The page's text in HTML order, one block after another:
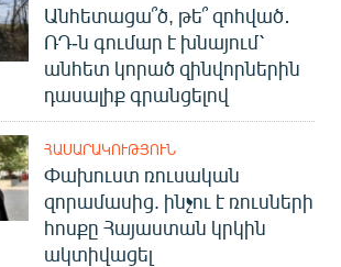
Անհետացա՞ծ, թե՞ զոհված․
ՌԴ-ն գումար է խնայում՝
անհետ կորած զինվորներին
դասալիք գրանցելով
ՀԱՍԱՐԱԿՈՒԹՅՈՒՆ
Փախուստ ռուսական
զորամասից. ինչու է ռուսների
հոսքը Հայաստան կրկին
ակտիվացել